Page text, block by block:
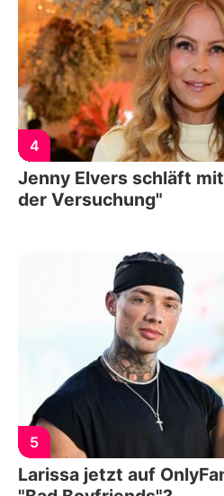
4
Jenny Elvers schläft
der Versuchung"
5
Larissa jetzt auf